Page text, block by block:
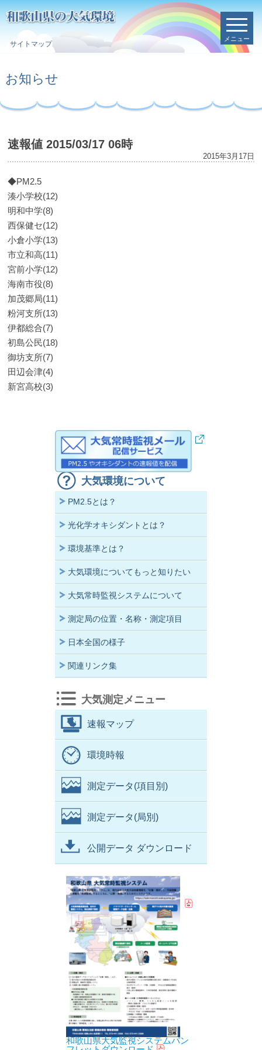
サイトマップ
メニュー
お知らせ
速報値 2015/03/17 06時
2015年3月17日
◆PM2.5
湊小学校(12)
明和中学(8)
西保健セ(12)
小倉小学(13)
市立和高(11)
宮前小学(12)
海南市役(8)
加茂郷局(11)
粉河支所(13)
伊都総合(7)
初島公民(18)
御坊支所(7)
田辺会津(4)
新宮高校(3)
大気環境について
PM2.5とは？
光化学オキシダントとは？
環境基準とは？
大気環境についてもっと知りたい
大気常時監視システムについて
測定局の位置・名称・測定項目
日本全国の様子
関連リンク集
大気測定メニュー
速報マップ
環境時報
測定データ(項目別)
測定データ(局別)
公開データ ダウンロード
和歌山県大気監視システムパン